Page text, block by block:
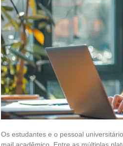
Os estudantes e o pessoal